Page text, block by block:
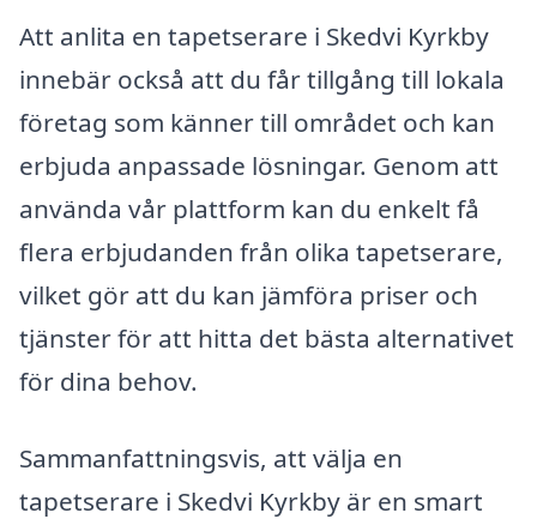
Att anlita en tapetserare i Skedvi Kyrkby
innebär också att du får tillgång till lokala
företag som känner till området och kan
erbjuda anpassade lösningar. Genom att
använda vår plattform kan du enkelt få
flera erbjudanden från olika tapetserare,
vilket gör att du kan jämföra priser och
tjänster för att hitta det bästa alternativet
för dina behov.
Sammanfattningsvis, att välja en
tapetserare i Skedvi Kyrkby är en smart